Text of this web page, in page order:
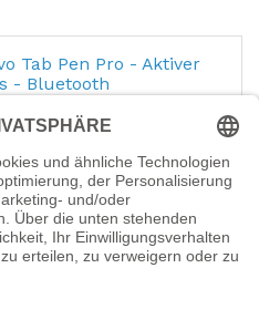
Tab Pen Pro - Aktiver
- Bluetooth
Nr.:ZG38C06791
Pen Pro - Aktiver Stylus -
- Luna Gray - für Yoga Tab Plus
62,72